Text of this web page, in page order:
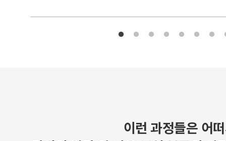
이런 과정들은 어